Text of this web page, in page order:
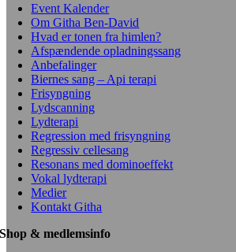
Event Kalender
Om Githa Ben-David
Hvad er tonen fra himlen?
Afspændende opladningssang
Anbefalinger
Biernes sang – Api terapi
Frisyngning
Lydscanning
Lydterapi
Regression med frisyngning
Regressiv cellesang
Resonans med dominoeffekt
Vokal lydterapi
Medier
Kontakt Githa
Shop & medlemsinfo